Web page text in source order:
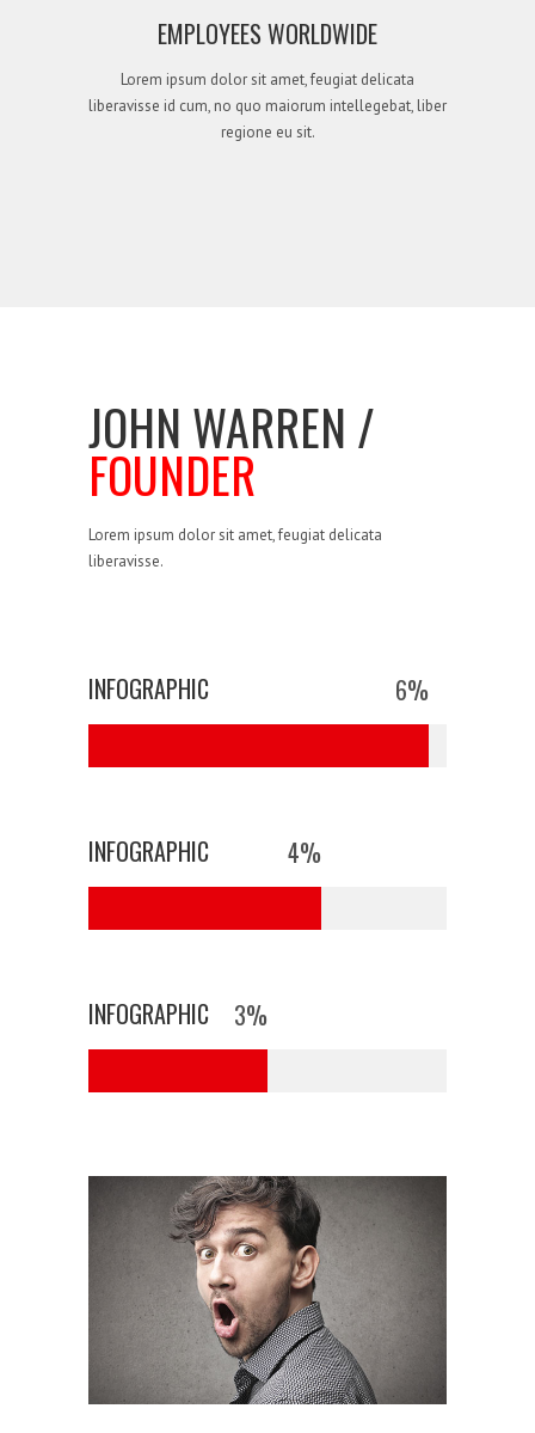
EMPLOYEES WORLDWIDE
Lorem ipsum dolor sit amet, feugiat delicata
liberavisse id cum, no quo maiorum intellegebat, liber
regione eu sit.
JOHN WARREN /
FOUNDER
Lorem ipsum dolor sit amet, feugiat delicata
liberavisse.
INFOGRAPHIC 6%
INFOGRAPHIC 4%
INFOGRAPHIC 3%